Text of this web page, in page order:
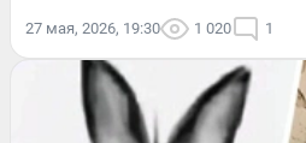
27 мая, 2026, 19:30 1 020 1